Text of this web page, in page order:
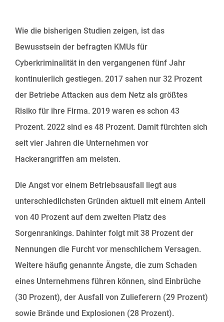
Wie die bisherigen Studien zeigen, ist das
Bewusstsein der befragten KMUs für
Cyberkriminalität in den vergangenen fünf Jahr
kontinuierlich gestiegen. 2017 sahen nur 32 Prozent
der Betriebe Attacken aus dem Netz als größtes
Risiko für ihre Firma. 2019 waren es schon 43
Prozent. 2022 sind es 48 Prozent. Damit fürchten sich
seit vier Jahren die Unternehmen vor
Hackerangriffen am meisten.
Die Angst vor einem Betriebsausfall liegt aus
unterschiedlichsten Gründen aktuell mit einem Anteil
von 40 Prozent auf dem zweiten Platz des
Sorgenrankings. Dahinter folgt mit 38 Prozent der
Nennungen die Furcht vor menschlichem Versagen.
Weitere häufig genannte Ängste, die zum Schaden
eines Unternehmens führen können, sind Einbrüche
(30 Prozent), der Ausfall von Zulieferern (29 Prozent)
sowie Brände und Explosionen (28 Prozent).